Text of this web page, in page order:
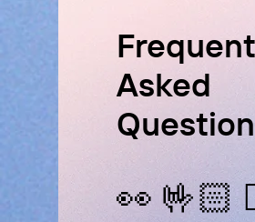
Asked
👀 🤟🏻